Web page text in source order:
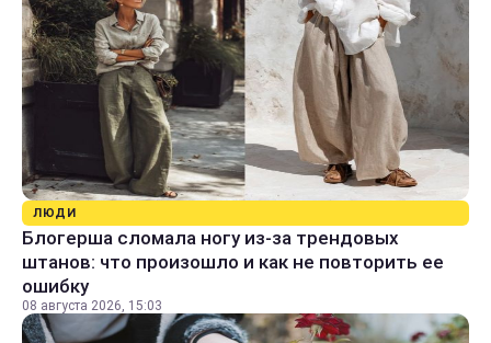
ЛЮДИ
Блогерша сломала ногу из-за трендовых
штанов: что произошло и как не повторить ее
ошибку
08 августа 2026, 15:03